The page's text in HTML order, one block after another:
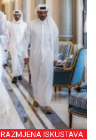
RAZMJENA ISKUSTAVA